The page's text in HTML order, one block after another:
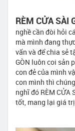
RÈM CỬA SÀI
nghề cần đòi hỏi
mà mình đang
vấn và để chia sẻ
GÒN luôn coi sản
con đẻ của mình
con mình thì
nghĩ đó RÈM CỬA
tốt, mang lại giá